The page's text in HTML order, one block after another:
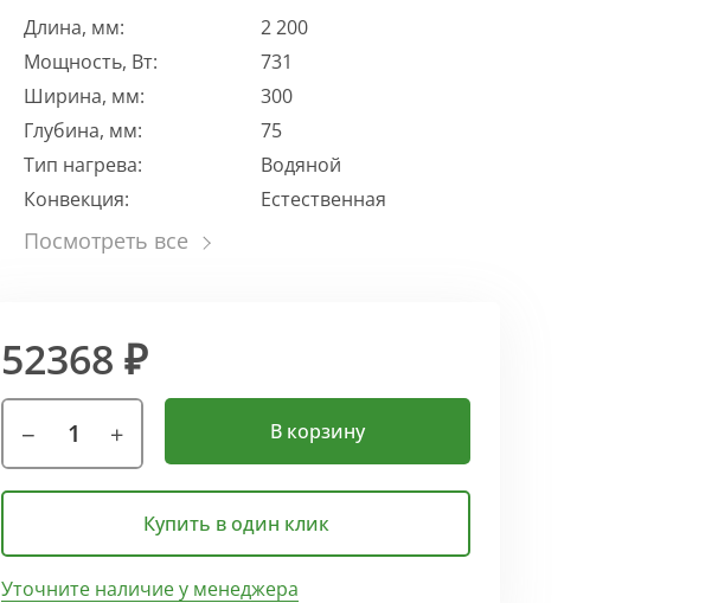
Длина, мм:
2 200
Мощность, Вт:
731
Ширина, мм:
300
Глубина, мм:
75
Тип нагрева:
Водяной
Конвекция:
Естественная
52368 ₽
В корзину
Купить в один клик
Уточните наличие у менеджера